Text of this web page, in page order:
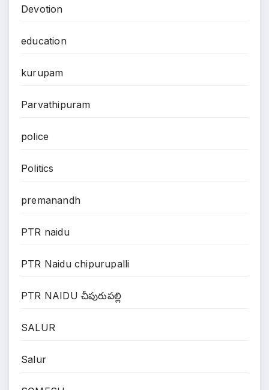
Devotion
education
kurupam
Parvathipuram
police
Politics
premanandh
PTR naidu
PTR Naidu chipurupalli
PTR NAIDU చీపురుపల్లి
SALUR
Salur